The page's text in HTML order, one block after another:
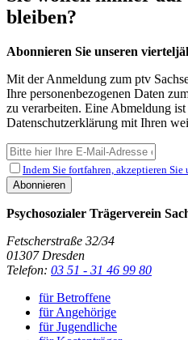
bleiben?
Abonnieren Sie unseren
Mit der Anmeldung zum ptv
Ihre personenbezogenen Daten
zu verarbeiten. Eine Abmeldung
Datenschutzerklärung mit Ihren
Indem Sie fortfahren, akzeptieren Sie
Psychosozialer Trägerverein
Fetscherstraße 32/34
01307 Dresden
Telefon: 03 51 - 31 46 99 80
für Betroffene
für Angehörige
für Jugendliche